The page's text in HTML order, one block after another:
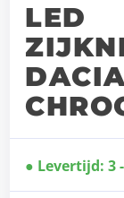
LED
Levertijd: 3